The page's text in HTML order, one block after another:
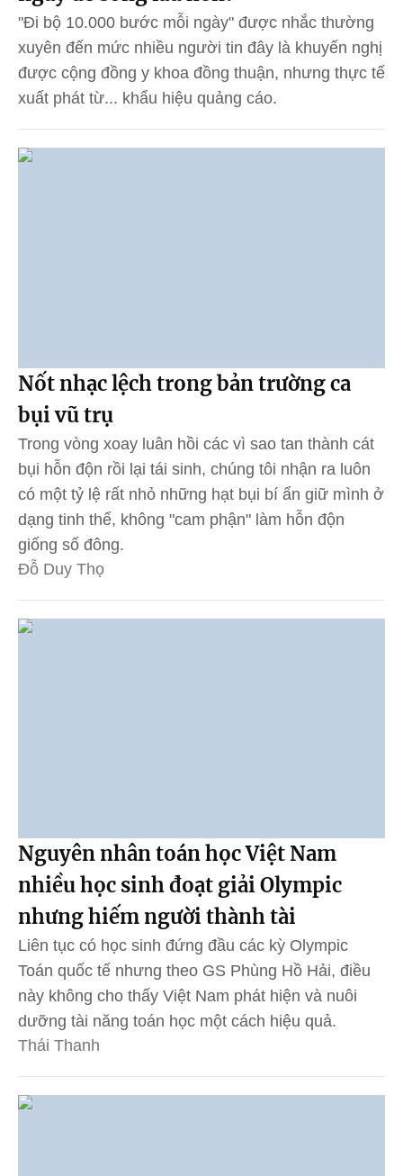
"Đi bộ 10.000 bước mỗi ngày" được nhắc thường
xuyên đến mức nhiều người tin đây là khuyến nghị
được cộng đồng y khoa đồng thuận, nhưng thực tế
xuất phát từ... khẩu hiệu quảng cáo.
Nốt nhạc lệch trong bản trường ca
bụi vũ trụ
Trong vòng xoay luân hồi các vì sao tan thành cát
bụi hỗn độn rồi lại tái sinh, chúng tôi nhận ra luôn
có một tỷ lệ rất nhỏ những hạt bụi bí ẩn giữ mình ở
dạng tinh thể, không "cam phận" làm hỗn độn
giống số đông.
Đỗ Duy Thọ
Nguyên nhân toán học Việt Nam
nhiều học sinh đoạt giải Olympic
nhưng hiếm người thành tài
Liên tục có học sinh đứng đầu các kỳ Olympic
Toán quốc tế nhưng theo GS Phùng Hồ Hải, điều
này không cho thấy Việt Nam phát hiện và nuôi
dưỡng tài năng toán học một cách hiệu quả.
Thái Thanh